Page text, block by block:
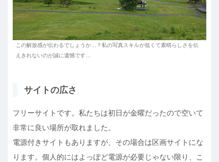
この解放感が伝わるでしょうか…？私の写真スキルが低くて素晴らしさを伝
えきれないのが誠に遺憾です…
サイトの広さ
フリーサイトです。私たちは初日が金曜だったので空いて
非常に良い場所が取れました。
電源付きサイトもありますが、その場合は区画サイトにな
ります。個人的にはよっぽど電源が必要じゃない限り、こ